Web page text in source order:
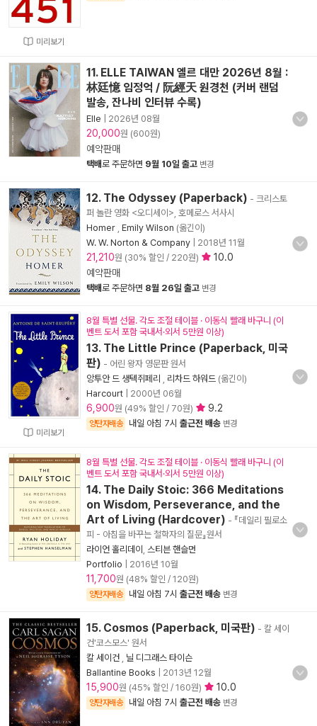
미리보기
11. ELLE TAIWAN 엘르 대만 2026년 8월 :
林廷憶 임정억 / 阮經天 원경천 (커버 랜덤
발송, 잔나비 인터뷰 수록)
Elle 2026년 08월
20,000원 (600원)
예약판매
택배로 주문하면 9월 10일 출고 변경
12. The Odyssey (Paperback) - 크리스토
퍼 놀란 영화 <오디세이>, 호메로스 서사시
Homer Emily Wilson (옮긴이)
W. W. Norton & Company
2018년 11월
21,210원 (30% 할인 / 220원)
10.0
예약판매
택배로 주문하면 8월 26일 출고 변경
미리보기
8월 특별 선물. 각도 조절 테이블 · 이동식 빨래 바구니 (이
벤트 도서 포함 국내서·외서 5만원 이상)
13. The Little Prince (Paperback, 미국
판) - 어린 왕자 영문판 원서
앙투안 드 생텍쥐페리
리차드 하워드 (옮긴이)
Harcourt
2000년 06월
6,900원 (49% 할인 / 70원) 9.2
양탄자배송 내일 아침 7시 출근전 배송 변경
8월 특별 선물. 각도 조절 테이블 · 이동식 빨래 바구니 (이
벤트 도서 포함 국내서·외서 5만원 이상)
14. The Daily Stoic: 366 Meditations
on Wisdom, Perseverance, and the
Art of Living (Hardcover) - 『데일리 필로소
피 - 아침을 바꾸는 철학자의 질문』원서
라이언 홀리데이
스티븐 핸슬먼
Portfolio
2016년 10월
11,700원 (48% 할인 / 120원)
양탄자배송 내일 아침 7시 출근전 배송 변경
15. Cosmos (Paperback, 미국판) - 칼 세이
건'코스모스' 원서
칼 세이건
닐 디그래스 타이슨
Ballantine Books
2013년 12월
15,900원 (45% 할인 / 160원) 10.0
양탄자배송 내일 아침 7시 출근전 배송 변경